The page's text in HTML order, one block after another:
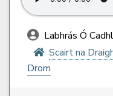
Labhrás Ó
Scairt na
Drom